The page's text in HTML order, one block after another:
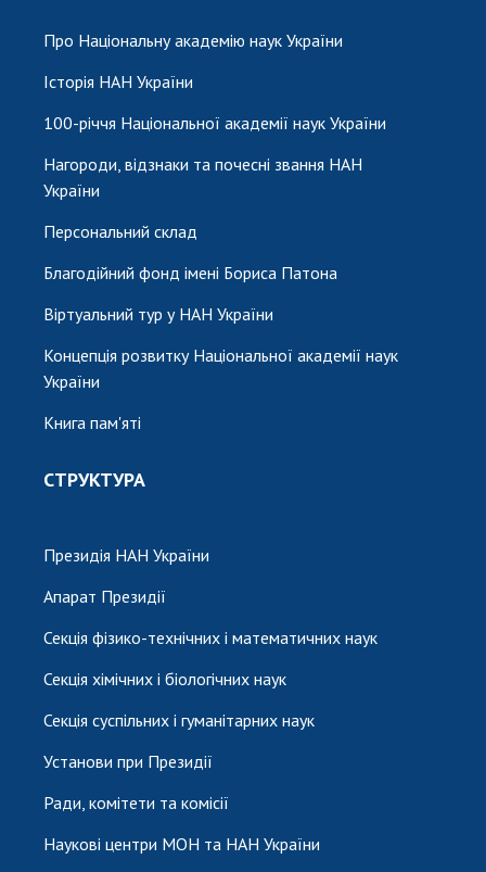
ЗАСІДАННЯ ПРЕЗИДІЇ НАН УКРАЇНИ
НАУКОВІ ВИДАННЯ
МЕДІА ПРО НАС
АКАДЕМІЯ КОМЕНТУЄ
КОНТАКТИ
ПРОФСПІЛКА НАН УКРАЇНИ
КАБІНЕТ
Про Національну академію наук України
Історія НАН України
100-річчя Національної академії наук України
Нагороди, відзнаки та почесні звання НАН
України
Персональний склад
Благодійний фонд імені Бориса Патона
Віртуальний тур у НАН України
Концепція розвитку Національної академії наук
України
Книга пам'яті
СТРУКТУРА
Президія НАН України
Апарат Президії
Секція фізико-технічних і математичних наук
Секція хімічних і біологічних наук
Секція суспільних і гуманітарних наук
Установи при Президії
Ради, комітети та комісії
Наукові центри МОН та НАН України